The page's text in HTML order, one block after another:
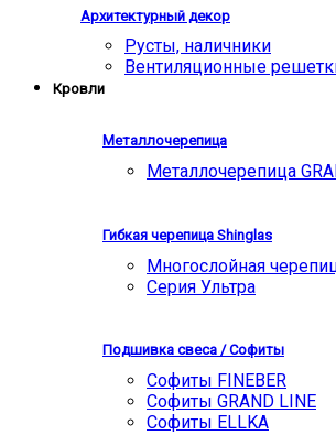
Архитектурный декор
Русты, наличники
Вентиляционные
Кровли
Металлочерепица
Металлочерепица
Гибкая черепица Shinglas
Многослойная
Серия Ультра
Подшивка свеса / Софиты
Софиты FINEBER
Софиты GRAND LINE
Софиты ELLKA